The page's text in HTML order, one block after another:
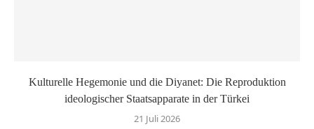
Kulturelle Hegemonie und die Diyanet: Die Reproduktion
ideologischer Staatsapparate in der Türkei
21 Juli 2026